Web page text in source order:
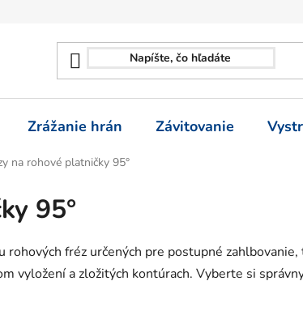
Zrážanie hrán Závitovanie
na rohové platničky 95°
95°
fréz určených pre postupné
vyložení a zložitých kontúrach. Vyberte si